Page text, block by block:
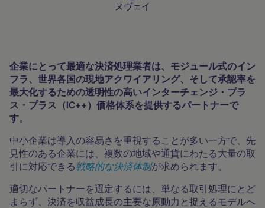
ヌヴェイ
企業にとって最適な決済処理業者は、モジュール式のイン
フラ、世界各国の現地アクワイアリング、そして承認率を
最大化するための透明性の高いインターチェンジ・プラ
ス・プラス（IC++）価格体系を提供するパートナーで
す。
中小企業は導入の容易さを重視することが多い一方で、先
見性のある企業には、複数の地域や通貨にわたる大量の取
引に対応できる戦略的な決済体制が求められます。
適切なパートナーを選定するには、単なる取引処理にとど
まらず、決済を収益成長の主要な原動力と捉えるモデルへ